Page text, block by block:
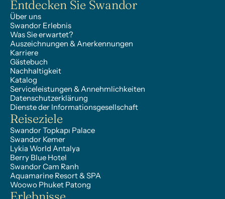
Entdecken Sie Swandor
Über uns
Swandor Erlebnis
Was Sie erwartet?
Auszeichnungen & Anerkennungen
Karriere
Gästebuch
Nachhaltigkeit
Katalog
Serviceleistungen & Annehmlichkeiten
Datenschutzerklärung
Dienste der Informationsgesellschaft
Reiseziele
Swandor Topkapı Palace
Swandor Kemer
Lykia World Antalya
Berry Blue Hotel
Swandor Cam Ranh
Aquamarine Resort & SPA
Woowo Phuket Patong